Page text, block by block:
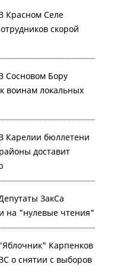
Красном Селе
скорой
Сосновом Бору
воинам локальных
Карелии бюллетени
доставит
ЗакСа
на "нулевые чтения"
Карпенков
о снятии с выборов